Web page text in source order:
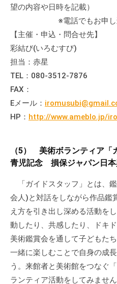
望の内容や日時を記載）
※電話でもお申し込み
【主催・申込・問合せ先】
彩結び(いろむすび)
担当：赤星
TEL：080-3512-7876
FAX：
Eメール：
HP： http://www.ameblo.jp/
（5） 美術ボランティア「
青児記念 損保ジャパン
「ガイドスタッフ」とは、
会人)と対話をしながら作品鑑
え方を引き出し深める活動を
動したり、共感したり、ドキ
美術鑑賞会を通して子どもた
一緒に楽しむことで自身の成
う。来館者と美術館をつなぐ
ランティア活動をしてみません